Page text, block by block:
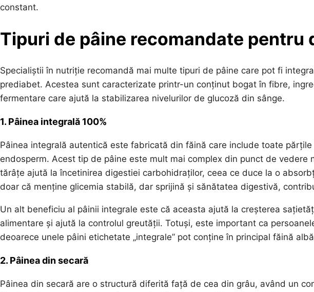
constant.
Tipuri de pâine recomandate pentru
Specialiștii în nutriție recomandă mai multe tipuri de pâine care pot fi
prediabet. Acestea sunt caracterizate printr-un conținut bogat în fibre,
fermentare care ajută la stabilizarea nivelurilor de glucoză din sânge.
1. Pâinea integrală 100%
Pâinea integrală autentică este fabricată din făină care include toate
endosperm. Acest tip de pâine este mult mai complex din punct de vedere
tărâțe ajută la încetinirea digestiei carbohidraților, ceea ce duce la o
doar că menține glicemia stabilă, dar sprijină și sănătatea digestivă,
Un alt beneficiu al pâinii integrale este că aceasta ajută la creșterea
alimentare și ajută la controlul greutății. Totuși, este important ca
deoarece unele pâini etichetate „integrale” pot conține în principal făină
2. Pâinea din secară
Pâinea din secară are o structură diferită față de cea din grâu, având un